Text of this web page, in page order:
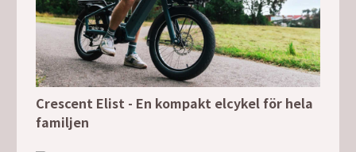
Crescent Elist - En kompakt elcykel för hela
familjen